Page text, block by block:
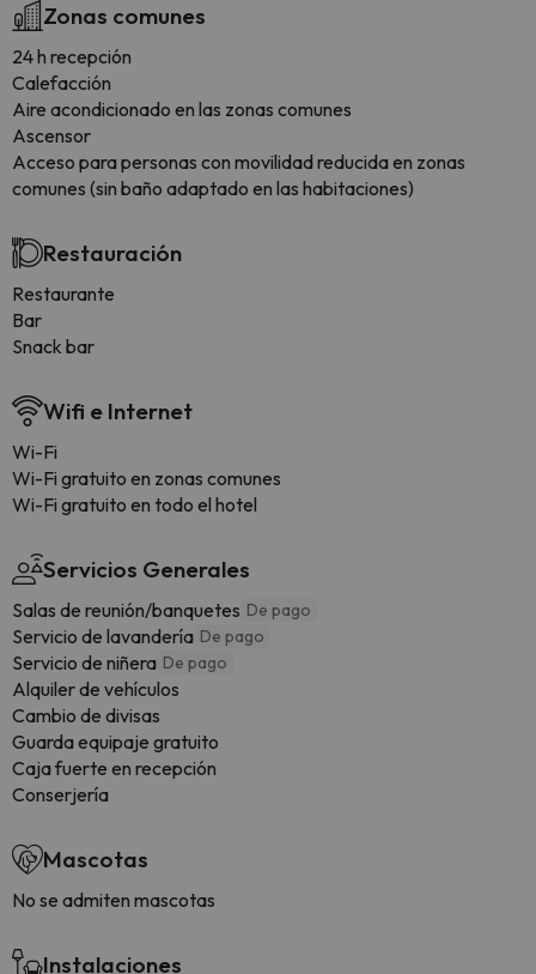
Zonas comunes
24 h recepción
Calefacción
Aire acondicionado en las zonas comunes
Ascensor
Acceso para personas con movilidad reducida en zonas
comunes (sin baño adaptado en las habitaciones)
Restauración
Restaurante
Bar
Snack bar
Wifi e Internet
Wi-Fi
Wi-Fi gratuito en zonas comunes
Wi-Fi gratuito en todo el hotel
Servicios Generales
Salas de reunión/banquetes De pago
Servicio de lavandería De pago
Servicio de niñera De pago
Alquiler de vehículos
Cambio de divisas
Guarda equipaje gratuito
Caja fuerte en recepción
Conserjería
Mascotas
No se admiten mascotas
Instalaciones